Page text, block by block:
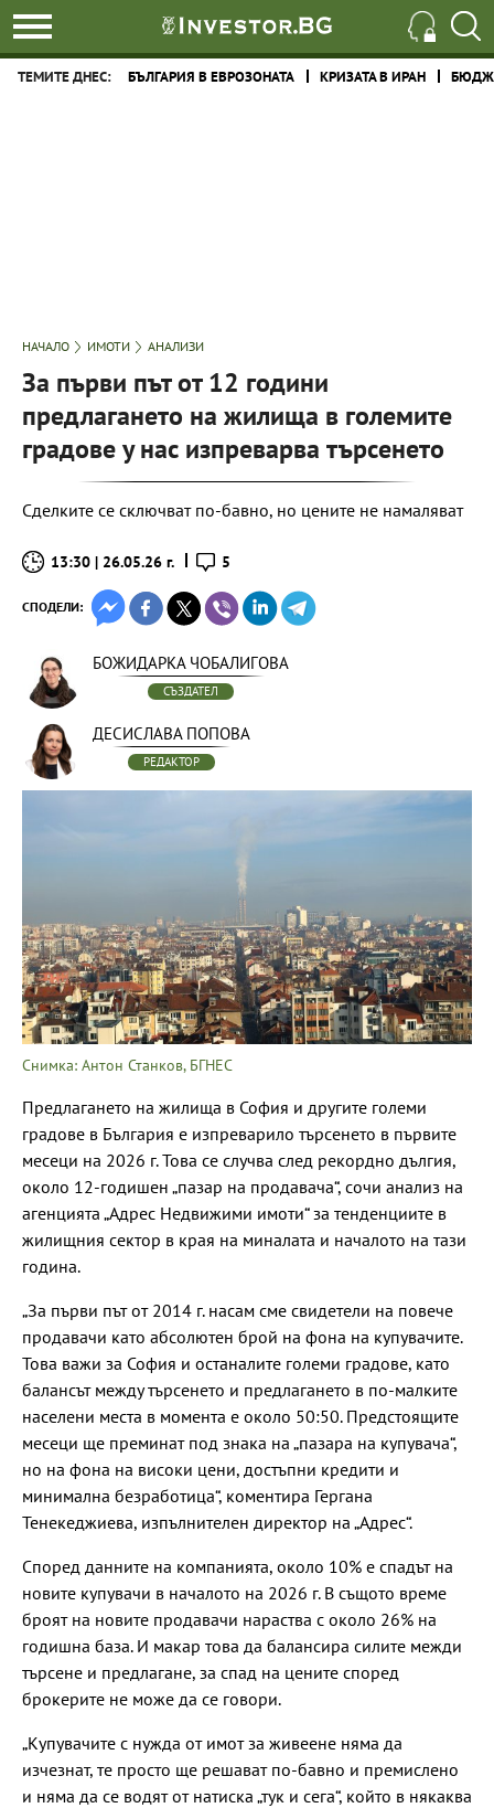
ТЕМИТЕ ДНЕС: БЪЛГАРИЯ В ЕВРОЗОНАТА КРИЗАТА В ИРАН
НАЧАЛО ИМОТИ АНАЛИЗИ
За първи път от 12 години
предлагането на жилища в големите
градове у нас изпреварва търсенето
Сделките се сключват по-бавно, но цените не намаляват
13:30 | 26.05.26 г. 5
СПОДЕЛИ:
БОЖИДАРКА ЧОБАЛИГОВА
СЪЗДАТЕЛ
ДЕСИСЛАВА ПОПОВА
РЕДАКТОР
Снимка: Антон Станков, БГНЕС
Предлагането на жилища в София и другите големи
градове в България е изпреварило търсенето в първите
месеци на 2026 г. Това се случва след рекордно дългия,
около 12-годишен „пазар на продавача“, сочи анализ на
агенцията „Адрес Недвижими имоти“ за тенденциите в
жилищния сектор в края на миналата и началото на тази
година.
„За първи път от 2014 г. насам сме свидетели на повече
продавачи като абсолютен брой на фона на купувачите.
Това важи за София и останалите големи градове, като
балансът между търсенето и предлагането в по-малките
населени места в момента е около 50:50. Предстоящите
месеци ще преминат под знака на „пазара на купувача“,
но на фона на високи цени, достъпни кредити и
минимална безработица“, коментира Гергана
Тенекеджиева, изпълнителен директор на „Адрес“.
Според данните на компанията, около 10% е спадът на
новите купувачи в началото на 2026 г. В същото време
броят на новите продавачи нараства с около 26% на
годишна база. И макар това да балансира силите межди
търсене и предлагане, за спад на цените според
брокерите не може да се говори.
„Купувачите с нужда от имот за живеене няма да
изчезнат, те просто ще решават по-бавно и премислено
и няма да се водят от натиска „тук и сега“, който в някаква